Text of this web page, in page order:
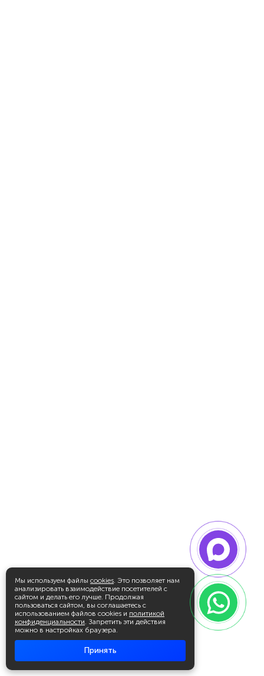
Мы используем файлы cookies. Это позволяет нам
анализировать взаимодействие посетителей с
сайтом и делать его лучше. Продолжая
пользоваться сайтом, вы соглашаетесь с
использованием файлов cookies и политикой
конфиденциальности. Запретить эти действия
можно в настройках браузера.
Принять